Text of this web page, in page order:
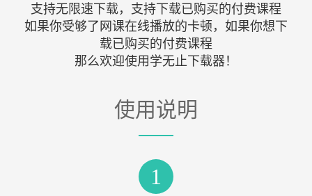
支持无限速下载，支持下载已购买的付费课程
如果你受够了网课在线播放的卡顿，如果你想下
载已购买的付费课程
那么欢迎使用学无止下载器！
使用说明
1